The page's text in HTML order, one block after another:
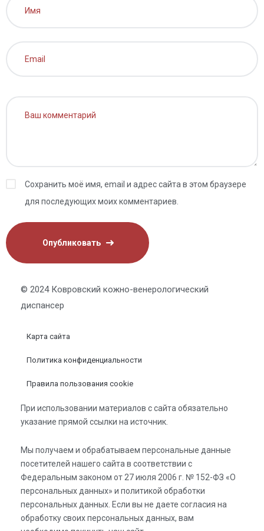
Сохранить моё имя, email и адрес сайта в этом браузере
для последующих моих комментариев.
© 2024 Ковровский кожно-венерологический
диспансер
Карта сайта
Политика конфиденциальности
Правила пользования cookie
При использовании материалов с сайта обязательно
указание прямой ссылки на источник.
Мы получаем и обрабатываем персональные данные
посетителей нашего сайта в соответствии с
Федеральным законом от 27 июля 2006 г. № 152-ФЗ «О
персональных данных» и политикой обработки
персональных данных. Если вы не даете согласия на
обработку своих персональных данных, вам